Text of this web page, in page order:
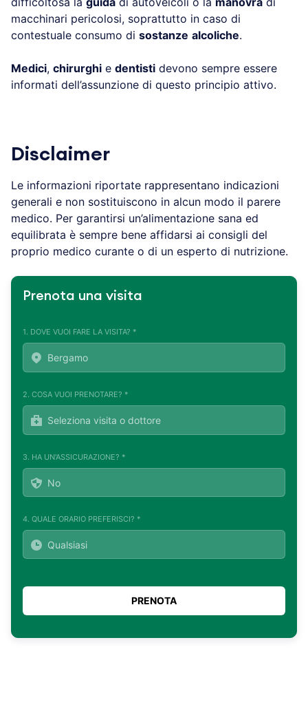
macchinari pericolosi, soprattutto in caso di
contestuale consumo di sostanze alcoliche.
Medici, chirurghi e dentisti devono sempre essere
informati dell’assunzione di questo principio attivo.
Disclaimer
Le informazioni riportate rappresentano indicazioni
generali e non sostituiscono in alcun modo il parere
medico. Per garantirsi un’alimentazione sana ed
equilibrata è sempre bene affidarsi ai consigli del
proprio medico curante o di un esperto di nutrizione.
Prenota una visita
1. DOVE VUOI FARE LA VISITA? *
2. COSA VUOI PRENOTARE? *
3. HA UN'ASSICURAZIONE? *
4. QUALE ORARIO PREFERISCI? *